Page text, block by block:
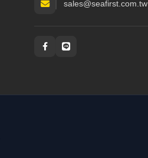
sales@seafirst.com.tw
社群與通訊